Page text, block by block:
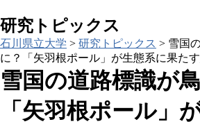
研究トピックス
石川県立大学 > 研究トピックス > 雪国
に？「矢羽根ポール」が生態系に果た
雪国の道路標識が
「矢羽根ポール」